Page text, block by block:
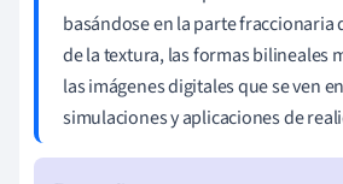
basándose en la parte fraccionaria
de la textura, las formas bilineales
las imágenes digitales que se ven
simulaciones y aplicaciones de